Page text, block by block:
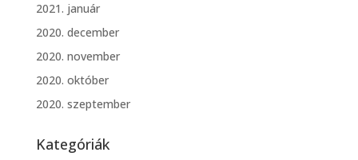
2021. január
2020. december
2020. november
2020. október
2020. szeptember
Kategóriák